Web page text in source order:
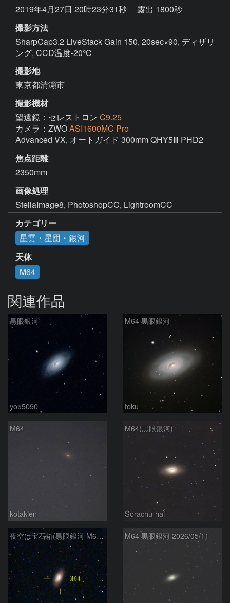
2019年4月27日 20時23分31秒
露出 1800秒
撮影方法
SharpCap3.2 LiveStack Gain 150, 20sec×90, ディザリ
ング, CCD温度-20℃
撮影地
東京都清瀬市
撮影機材
望遠鏡：セレストロン C9.25
カメラ：ZWOASI1600MC Pro
Advanced VX, オートガイド 300mm QHY5Ⅲ PHD2
焦点距離
2350mm
画像処理
StellaImage8, PhotoshopCC, LightroomCC
カテゴリー
星雲・星団・銀河
天体
M64
関連作品
黒眼銀河
you5090
M64 黒眼銀河
toku
M64
kotakien
M64(黒眼銀河)
Sorachu-hai
夜空は宝石箱(黒眼銀河 M64) Seestar50 M64 黒眼銀河 2026/05/11